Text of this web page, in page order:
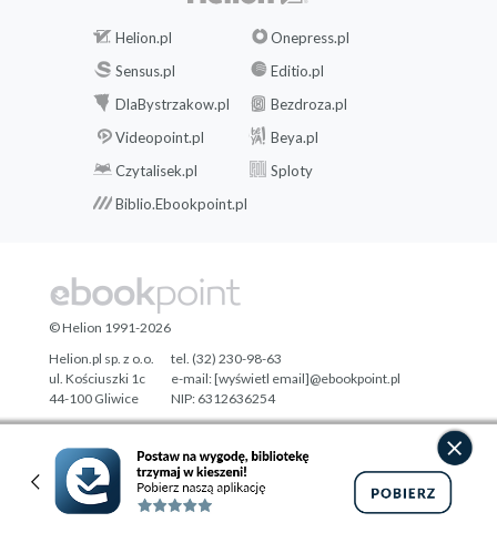
Helion.pl
Onepress.pl
Sensus.pl
Editio.pl
DlaBystrzakow.pl
Bezdroza.pl
Videopoint.pl
Beya.pl
Czytalisek.pl
Sploty
Biblio.Ebookpoint.pl
Designed with ♥ byTonik.pl
© Helion 1991-2026
Helion.pl sp. z o.o.
ul. Kościuszki 1c
44-100 Gliwice
tel. (32) 230-98-63
e-mail:[wyświetl email]@ebookpoint.pl
NIP: 6312636254
Regon: 241989027
Pełna wersja strony »